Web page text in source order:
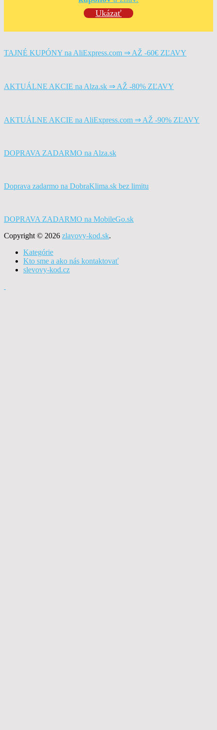
Ukázať
TAJNÉ KUPÓNY na AliExpress.com ⇒ AŽ -60€ ZĽAVY
AKTUÁLNE AKCIE na Alza.sk ⇒ AŽ -80% ZĽAVY
AKTUÁLNE AKCIE na AliExpress.com ⇒ AŽ -90% ZĽAVY
DOPRAVA ZADARMO na Alza.sk
Doprava zadarmo na DobraKlima.sk bez limitu
DOPRAVA ZADARMO na MobileGo.sk
Copyright © 2026 zlavovy-kod.sk.
Kategórie
Kto sme a ako nás kontaktovať
slevovy-kod.cz